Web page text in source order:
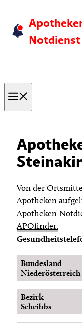
contentNotdienst
Von der
Apotheken
Apotheken-
APOfinder.
Bundesland
Niederösterreich
Bezirk
Scheibbs